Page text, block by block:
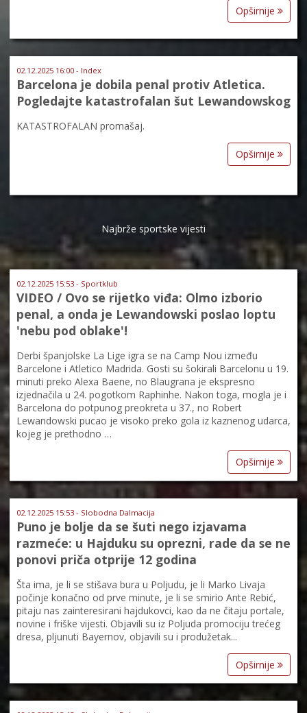
Opširnije
02.12.2025 16:00 - Index
Barcelona je dobila penal protiv Atletica.
Pogledajte katastrofalan šut Lewandowskog
KATASTROFALAN promašaj.
Opširnije
Najbrže sportske vijesti
02.12.2025 15:53 - Sportklub
VIDEO / Ovo se rijetko viđa: Olmo izborio
penal, a onda je Lewandowski poslao loptu
'nebu pod oblake'!
Derbi španjolske La Lige igra se na Camp Nou između
Barcelone i Atletico Madrida. Gosti su šokirali Barcelonu u 19.
minuti preko Alexa Baene, no Blaugrana je ekspresno
izjednačila u 24. pogotkom Raphinhe. Nakon toga, mogla je i
Barcelona do potpunog preokreta u 37., no Robert
Lewandowski pucao je visoko preko gola iz kaznenog udarca,
kojeg je prethodno …
Opširnije
02.12.2025 15:53 - Slobodna Dalmacija
Puno je bolje da se šuti nego izjavama
razmeće: u Hajduku su oprezni, rade da se ne
ponovi priča otprije 12 godina
Šta ima, je li se stišava bura u Poljudu, je li Marko Livaja
počinje konačno od prve minute, je li se smirio Ante Rebić,
pitaju nas zainteresirani hajdukovci, kao da ne čitaju portale,
novine i friške vijesti. Objavili su iz Poljuda promociju trećeg
dresa, pljunuti Bayernov, objavili su i produžetak...
Opširnije